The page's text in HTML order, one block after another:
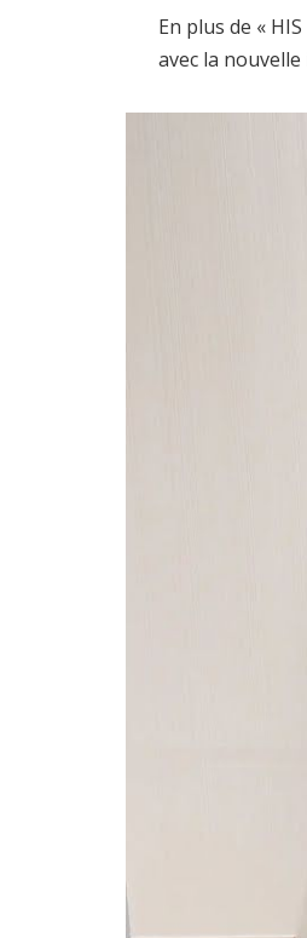
En plus de «
avec la